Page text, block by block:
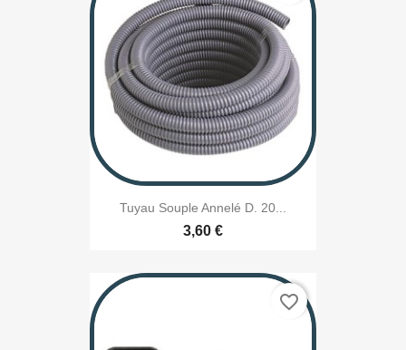
Tuyau Souple Annelé D. 20...
3,60 €
favorite_border